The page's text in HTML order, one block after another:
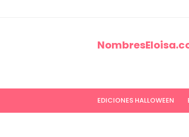
EDICIONES HALLOWEEN